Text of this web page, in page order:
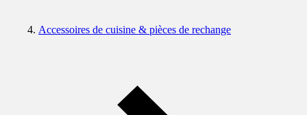
Accessoires de cuisine & pièces de rechange